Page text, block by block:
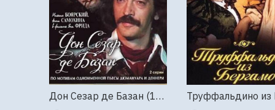
Дон Сезар де Базан (1989г., Ленфильм, 2 серии)